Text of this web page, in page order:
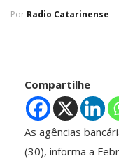
Por Radio Catarinense
Compartilhe
As agências
(30), informa a